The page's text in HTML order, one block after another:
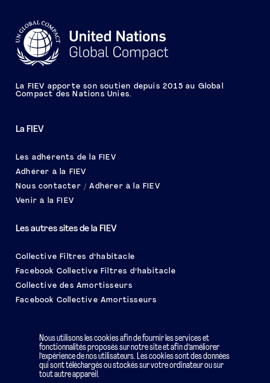
La FIEV
Les adhérents de la FIEV
Adhérer à la FIEV
Nous contacter / Adhérer à la FIEV
Venir à la FIEV
Les autres sites de la FIEV
Collective Filtres d’habitacle
Facebook Collective Filtres d’habitacle
Collective des Amortisseurs
Facebook Collective Amortisseurs
La FIEV apporte son soutien depuis 2015 au Global
Compact des Nations Unies.
Nous utilisons les cookies afin de fournir les services et
fonctionnalités proposés sur notre site et afin d’améliorer
l’expérience de nos utilisateurs. Les cookies sont des données
qui sont téléchargés ou stockés sur votre ordinateur ou sur
tout autre appareil.